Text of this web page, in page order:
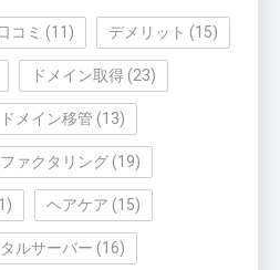
コミ (11) デメリット (15)
ドメイン取得 (23)
ドメイン移管 (13)
ファクタリング (19)
ヘアケア (15)
ルサーバー (16)